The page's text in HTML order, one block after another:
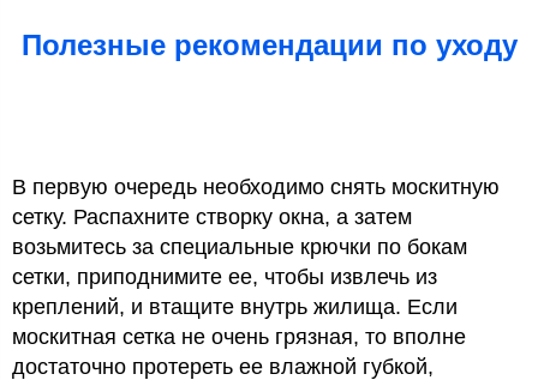
Полезные рекомендации по уходу
В первую очередь необходимо снять москитную
сетку. Распахните створку окна, а затем
возьмитесь за специальные крючки по бокам
сетки, приподнимите ее, чтобы извлечь из
креплений, и втащите внутрь жилища. Если
москитная сетка не очень грязная, то вполне
достаточно протереть ее влажной губкой,